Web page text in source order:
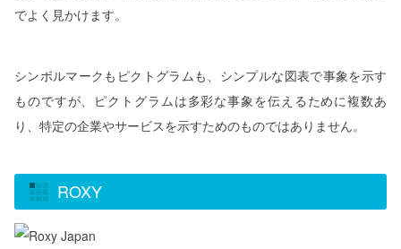
でよく見かけます。
シンボルマークもピクトグラムも、シンプルな図表で事象を示す
ものですが、ピクトグラムは多彩な事象を伝えるために複数あ
り、特定の企業やサービスを示すためのものではありません。
ROXY